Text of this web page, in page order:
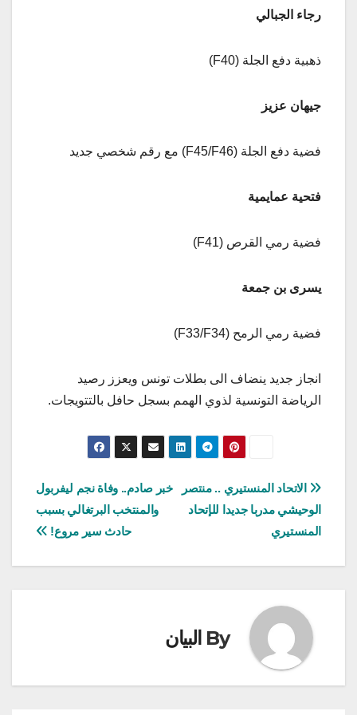
رجاء الجبالي
ذهبية دفع الجلة (F40)
جيهان عزيز
فضية دفع الجلة (F45/F46) مع رقم شخصي جديد
فتحية عمايمية
فضية رمي القرص (F41)
يسرى بن جمعة
فضية رمي الرمح (F33/F34)
انجاز جديد ينضاف الى بطلات تونس ويعزز رصيد
الرياضة التونسية لذوي الهمم بسجل حافل بالتتويجات.
تصفّح
المقالات
خبر صادم.. وفاة نجم ليفربول
والمنتخب البرتغالي بسبب
حادث سير مروع!
الاتحاد المنستيري .. منتصر
الوحيشي مدربا جديدا للإتحاد
المنستيري
By البيان